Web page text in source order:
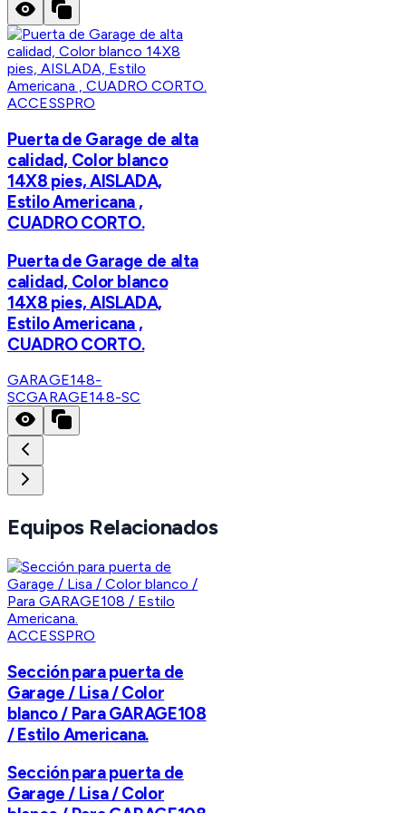
ACCESSPRO
Puerta de Garage de alta
calidad, Color blanco
14X8 pies, AISLADA,
Estilo Americana ,
CUADRO CORTO.
Puerta de Garage de alta
calidad, Color blanco
14X8 pies, AISLADA,
Estilo Americana ,
CUADRO CORTO.
GARAGE148-
SCGARAGE148-SC
Equipos Relacionados
ACCESSPRO
Sección para puerta de
Garage / Lisa / Color
blanco / Para GARAGE108
/ Estilo Americana.
Sección para puerta de
Garage / Lisa / Color